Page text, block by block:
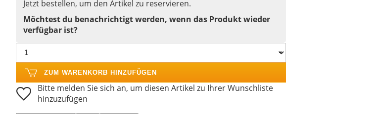
Jetzt bestellen, um den Artikel zu reservieren.
Möchtest du benachrichtigt werden, wenn das Produkt wieder
verfügbar ist?
ZUM WARENKORB HINZUFÜGEN
Bitte melden Sie sich an, um diesen Artikel zu Ihrer Wunschliste
hinzuzufügen